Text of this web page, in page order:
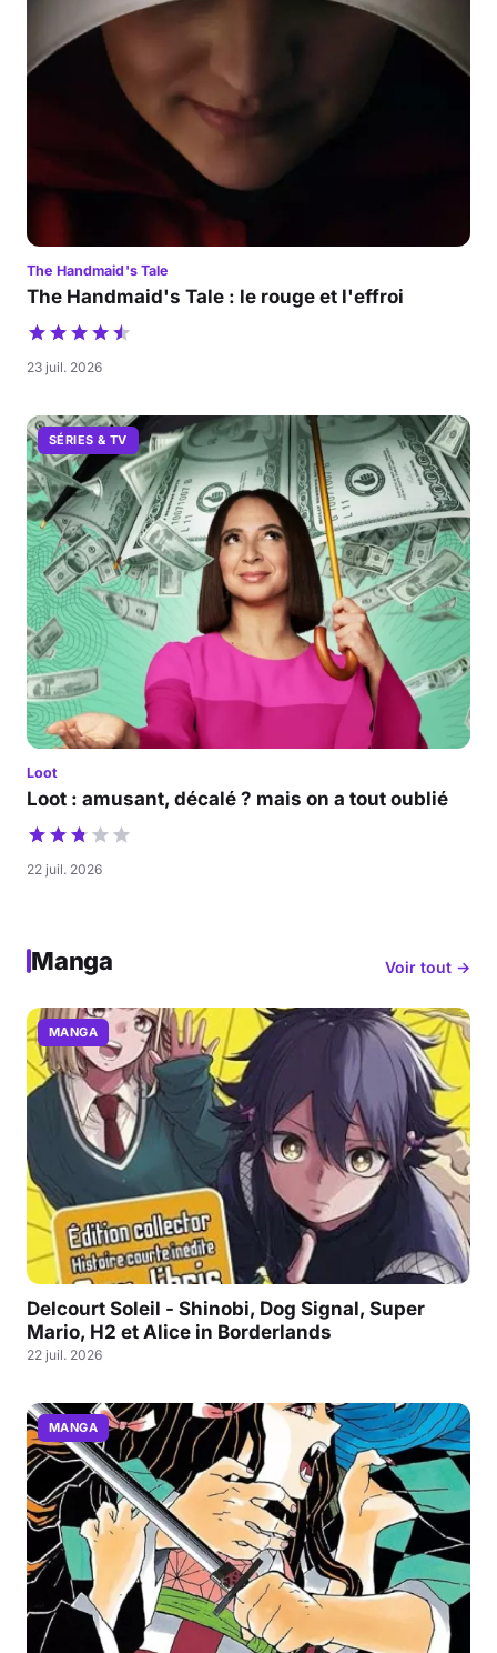
The Handmaid's Tale
The Handmaid's Tale : le rouge et l'effroi
23 juil. 2026
SÉRIES & TV
Loot
Loot : amusant, décalé ? mais on a tout oublié
22 juil. 2026
Manga Voir tout →
MANGA
Delcourt Soleil - Shinobi, Dog Signal, Super
Mario, H2 et Alice in Borderlands
22 juil. 2026
MANGA